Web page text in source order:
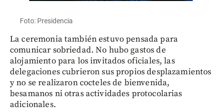
Foto: Presidencia
La ceremonia también estuvo pensada para
comunicar sobriedad. No hubo gastos de
alojamiento para los invitados oficiales, las
delegaciones cubrieron sus propios desplazamientos
y no se realizaron cocteles de bienvenida,
besamanos ni otras actividades protocolarias
adicionales.